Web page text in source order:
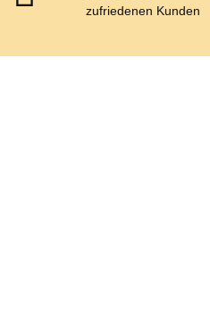
zufriedenen Kunden